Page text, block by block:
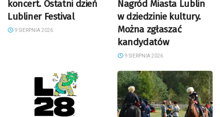
koncert. Ostatni dzień
Lubliner Festival
9 SIERPNIA 2026
Nagród Miasta Lublin
w dziedzinie kultury.
Można zgłaszać
kandydatów
9 SIERPNIA 2026